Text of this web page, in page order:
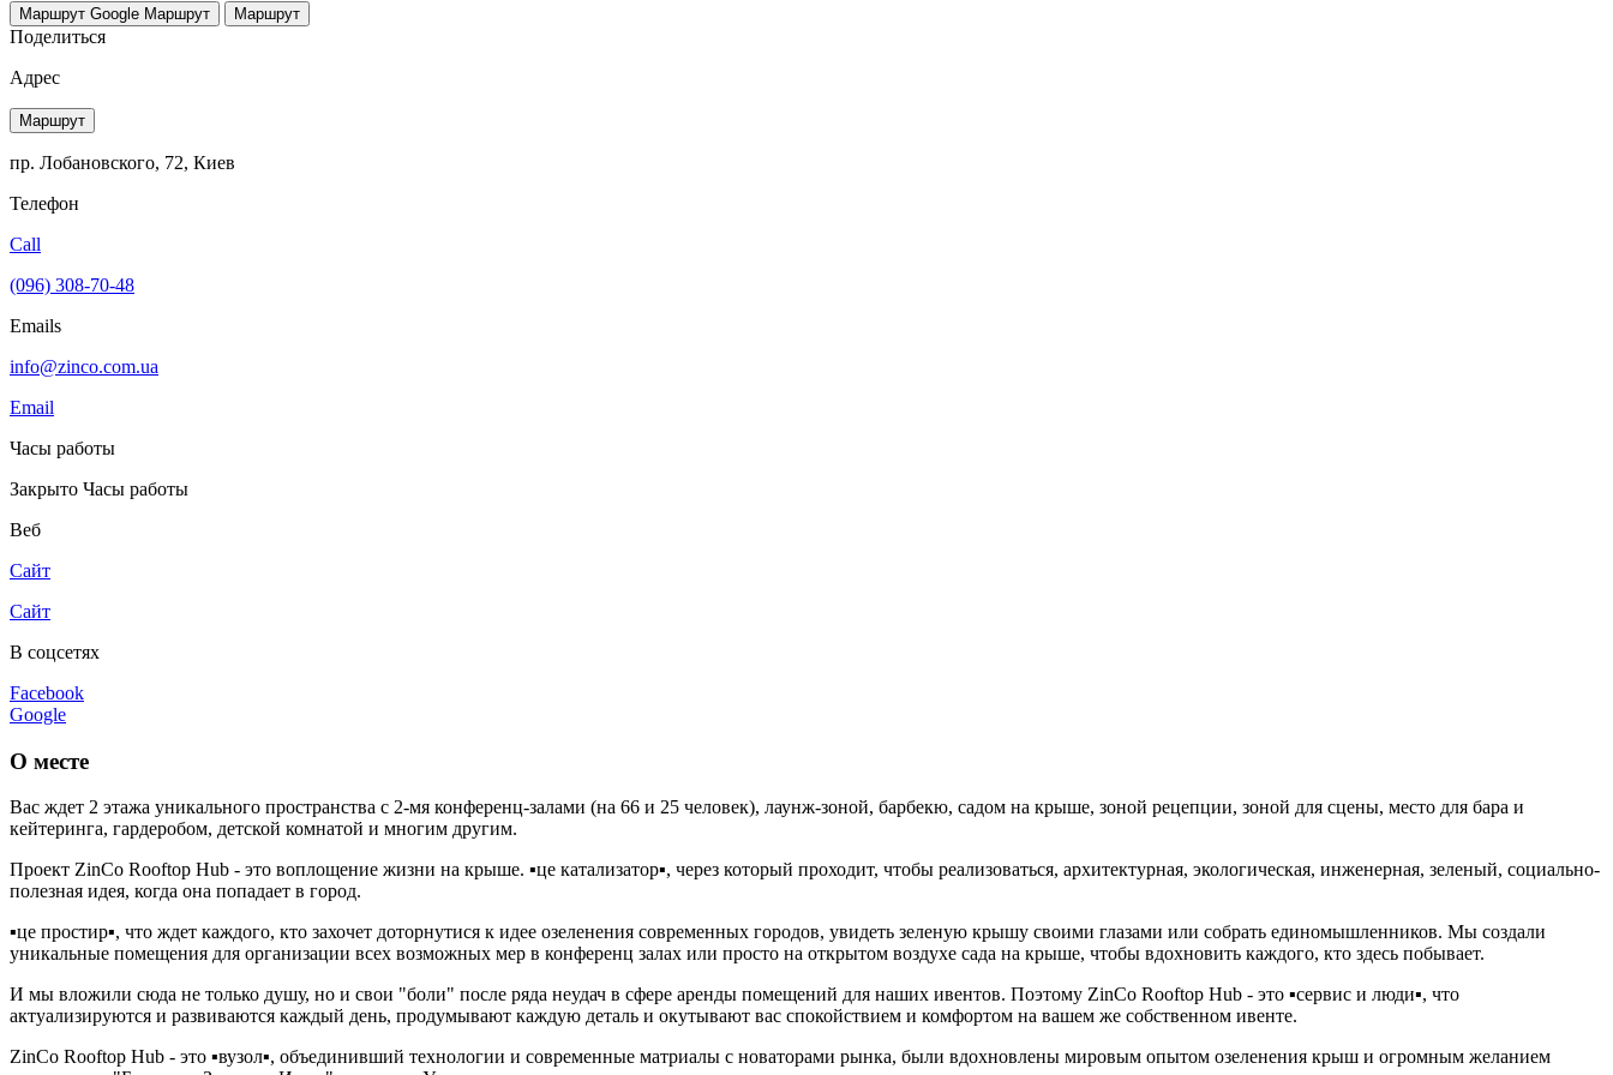
Маршрут Google Маршрут Маршрут
Поделиться
Адрес
Маршрут
пр. Лобановского, 72, Киев
Телефон
Call
(096) 308-70-48
Emails
info@zinco.com.ua
Email
Часы работы
Закрыто Часы работы
Веб
Сайт
Сайт
В соцсетях
Facebook
Google
О месте
Вас ждет 2 этажа уникального пространства с 2-мя конференц-залами (на 66 и 25 человек), лаунж-зоной, барбекю, садом на крыше, зоной рецепции, зоной для сцены, место для бара и
кейтеринга, гардеробом, детской комнатой и многим другим.
Проект ZinCo Rooftop Hub - это воплощение жизни на крыше. ▪️це катализатор▪️, через который проходит, чтобы реализоваться, архитектурная, экологическая, инженерная, зеленый, социально-
полезная идея, когда она попадает в город.
▪️це простир▪️, что ждет каждого, кто захочет доторнутися к идее озеленения современных городов, увидеть зеленую крышу своими глазами или собрать единомышленников. Мы создали
уникальные помещения для организации всех возможных мер в конференц залах или просто на открытом воздухе сада на крыше, чтобы вдохновить каждого, кто здесь побывает.
И мы вложили сюда не только душу, но и свои "боли" после ряда неудач в сфере аренды помещений для наших ивентов. Поэтому ZinCo Rooftop Hub - это ▪️сервис и люди▪️, что
актуализируются и развиваются каждый день, продумывают каждую деталь и окутывают вас спокойствием и комфортом на вашем же собственном ивенте.
ZinCo Rooftop Hub - это ▪️вузол▪️, объединивший технологии и современные матриалы с новаторами рынка, были вдохновлены мировым опытом озеленения крыш и огромным желанием